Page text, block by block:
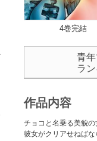
4巻完結
青
ラ
作品内容
チョコと名乗る美貌
彼女がクリアせねば